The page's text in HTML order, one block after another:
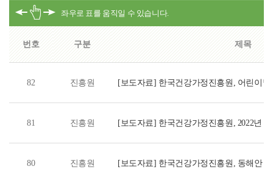
번호 구분 제목
82 진흥원
[보도자료] 한국건강가정진흥원, 어린이날
81 진흥원
[보도자료] 한국건강가정진흥원, 2022년
80
진흥원
[보도자료] 한국건강가정진흥원, 동해안